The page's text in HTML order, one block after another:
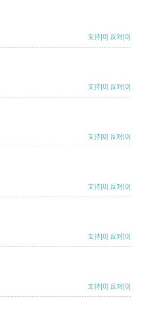
支持[0] 反对[0]
支持[0] 反对[0]
支持[0] 反对[0]
支持[0] 反对[0]
支持[0] 反对[0]
支持[0] 反对[0]